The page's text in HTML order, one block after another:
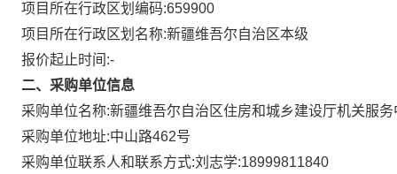
项目所在行政区划编码:659900
项目所在行政区划名称:新疆维吾尔自治区本级
报价起止时间:-
二、采购单位信息
采购单位名称:新疆维吾尔自治区住房和城乡建设厅机关服务
采购单位地址:中山路462号
采购单位联系人和联系方式:刘志学:18999811840